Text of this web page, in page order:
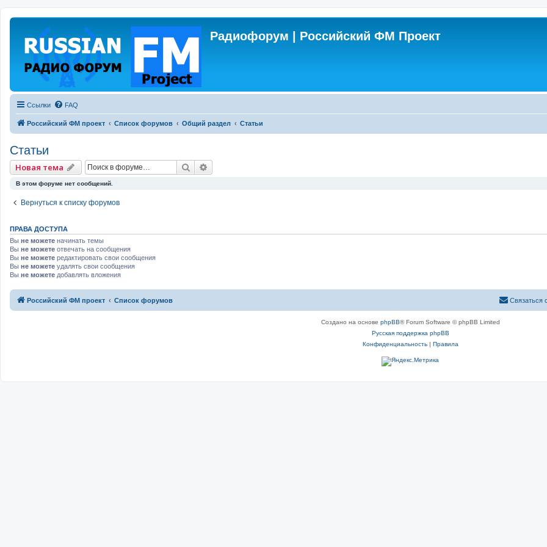
Радиофорум | Российский ФМ Проект
Ссылки FAQ
Российский ФМ проект Список форумов Общий раздел Статьи
Статьи
Новая тема Поиск
В этом форуме нет сообщений.
Вернуться к списку форумов
ПРАВА ДОСТУПА
Вы не можете начинать темы
Вы не можете отвечать на сообщения
Вы не можете редактировать свои сообщения
Вы не можете удалять свои сообщения
Вы не можете добавлять вложения
Российский ФМ проект Список форумов Связаться
Создано на основе phpBB® Forum Software © phpBB Limited
Русская поддержка phpBB
Конфиденциальность| Правила